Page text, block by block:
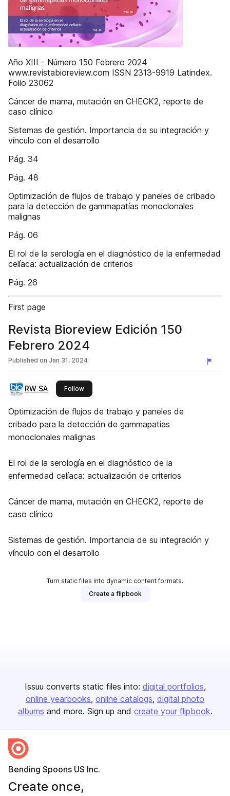
Año XIII - Número 150 Febrero 2024
www.revistabioreview.com ISSN 2313-9919 Latindex.
Folio 23062
Cáncer de mama, mutación en CHECK2, reporte de
caso clínico
Sistemas de gestión. Importancia de su integración y
vínculo con el desarrollo
Pág. 34
Pág. 48
Optimización de flujos de trabajo y paneles de cribado
para la detección de gammapatías monoclonales
malignas
Pág. 06
El rol de la serología en el diagnóstico de la enfermedad
celíaca: actualización de criterios
Pág. 26
First page
Revista Bioreview Edición 150
Febrero 2024
Published on Jan 31, 2024
RW SA Followthis publisher
Optimización de flujos de trabajo y paneles de
cribado para la detección de gammapatías
monoclonales malignas
El rol de la serología en el diagnóstico de la
enfermedad celíaca: actualización de criterios
Cáncer de mama, mutación en CHECK2, reporte de
caso clínico
Sistemas de gestión. Importancia de su integración y
vínculo con el desarrollo
Turn static files into dynamic content formats.
Create a flipbook
Issuu converts static files into: digital portfolios
online yearbooks online catalogs digital photo
albums and more. Sign up and create your flipbook.
Bending Spoons US Inc.
Create once,